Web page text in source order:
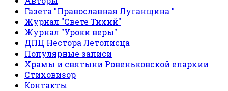
Газета "Православная Луганщина "
Журнал "Свете Тихий"
Журнал "Уроки веры"
ДПЦ Нестора Летописца
Популярные записи
Храмы и святыни Ровеньковской епархии
Стиховизор
Контакты